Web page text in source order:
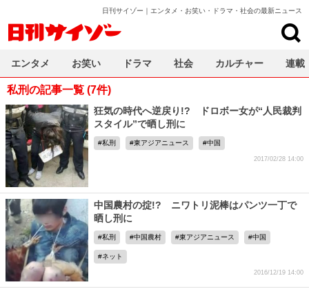
日刊サイゾー｜エンタメ・お笑い・ドラマ・社会の最新ニュース
私刑の記事一覧 (7件)
狂気の時代へ逆戻り!? ドロボー女が“人民裁判
スタイル”で晒し刑に
私刑 東アジアニュース 中国
2017/02/28 14:00
中国農村の掟!? ニワトリ泥棒はパンツ一丁で
晒し刑に
私刑 中国農村 東アジアニュース 中国
ネット
2016/12/19 14:00
エンタメ お笑い ドラマ 社会 カルチャー 連載